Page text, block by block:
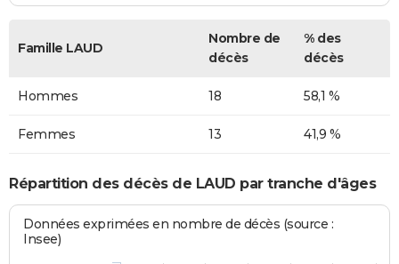
Famille LAUD
Nombre de
décès
% des
décès
Hommes 18 58,1 %
Femmes 13 41,9 %
Répartition des décès de LAUD par tranche d'âges
Données exprimées en nombre de décès (source :
Insee)